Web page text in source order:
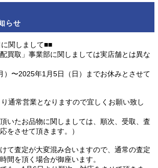
らせ
関しまして■■
買取」事業部に関しましては実店舗とは異な
）〜2025年1月5日（日）までお休みとさせて
通常営業となりますので宜しくお願い致し
頂いたお品物に関しましては、順次、受取、査
をさせて頂きます。）
て査定が大変混み合いますので、通常の査定
間を頂く場合が御座います。